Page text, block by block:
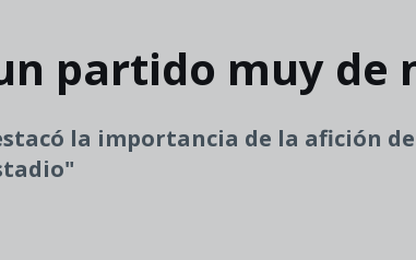
partido muy
la importancia de la afición